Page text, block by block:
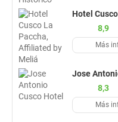
Hotel
8,9
Más
Jose
8,3
Más